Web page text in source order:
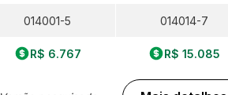
014001-5
R$ 6.767
014014-7
R$ 15.085